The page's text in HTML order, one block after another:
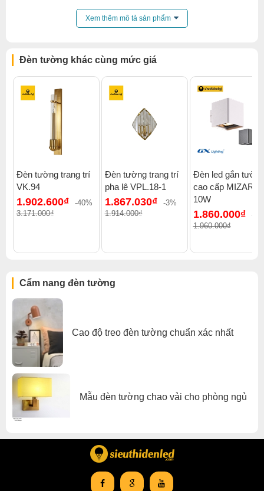
Click để xem thêm chiết khấu, quà tặng và khuyến mãi của
đèn tường.
Xem thêm:
Đèn tường vintage,Đèn tường trong nhà,
Đèn tường phòng ngủ,
Xem thêm mô tả sản phẩm
Đèn tường khác cùng mức giá
Đèn tường trang trí
VK.94
1.902.600₫
-40%
3.171.000₫
Đèn tường trang trí
pha lê VPL.18-1
1.867.030₫
-3%
1.914.000₫
Đèn led gắn
cao cấp MIZAR-
10W
1.860.000₫
-
1.960.000₫
Cẩm nang đèn tường
Cao độ treo đèn tường chuẩn xác nhất
Mẫu đèn tường chao vải cho phòng ngủ